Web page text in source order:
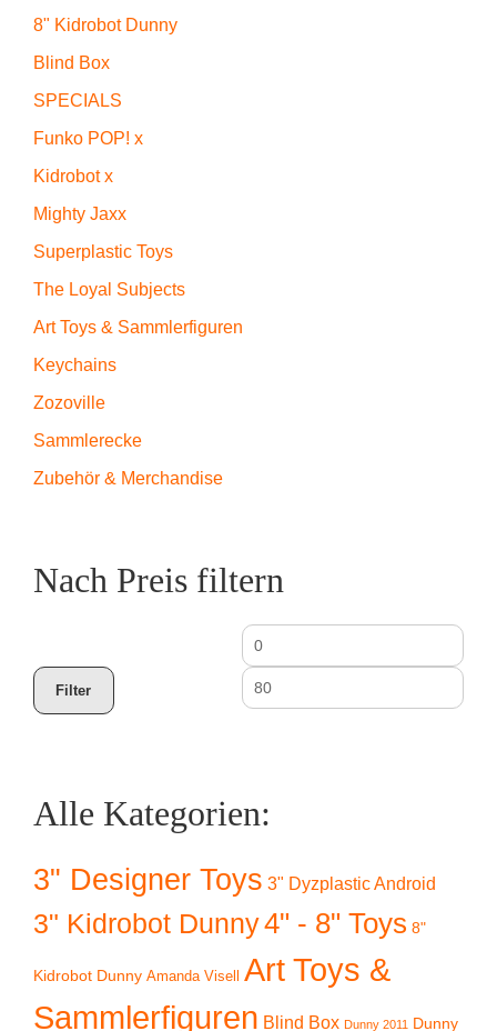
8" Kidrobot Dunny
Blind Box
SPECIALS
Funko POP! x
Kidrobot x
Mighty Jaxx
Superplastic Toys
The Loyal Subjects
Art Toys & Sammlerfiguren
Keychains
Zozoville
Sammlerecke
Zubehör & Merchandise
Nach Preis filtern
Min.
Preis
Filter
Alle Kategorien:
3" Designer Toys 3" Dyzplastic Android
3" Kidrobot Dunny4" - 8" Toys 8"
Kidrobot Dunny Amanda Visell
Art Toys &
Sammlerfiguren Blind Box Dunny 2011 Dunny